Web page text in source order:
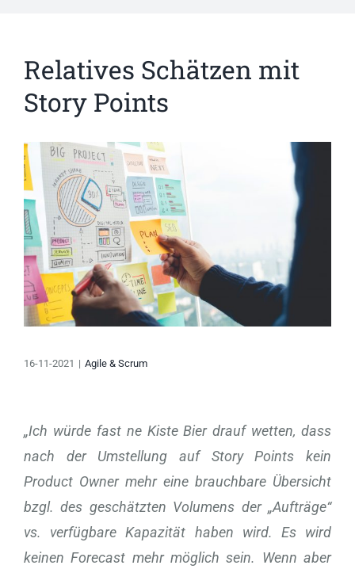
Relatives Schätzen mit
Story Points
Zeige
grösseres
Bild
16-11-2021 | Agile & Scrum
„Ich würde fast ne Kiste Bier drauf wetten, dass
nach der Umstellung auf Story Points kein
Product Owner mehr eine brauchbare Übersicht
bzgl. des geschätzten Volumens der „Aufträge“
vs. verfügbare Kapazität haben wird. Es wird
keinen Forecast mehr möglich sein. Wenn aber